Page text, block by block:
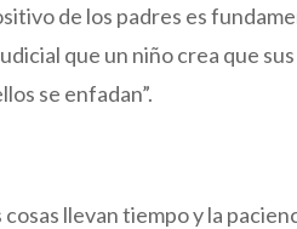
de los padres es
que un niño crea que
se enfadan”.
llevan tiempo y la